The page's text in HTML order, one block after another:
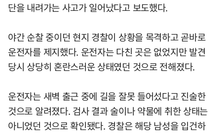
단을 내려가는 사고가 일어났다고 보도했다.
야간 순찰 중이던 현지 경찰이 상황을 목격하고 곧바로
운전자를 제지했다. 운전자는 다친 곳은 없었지만 발견
당시 상당히 혼란스러운 상태였던 것으로 전해졌다.
운전자는 새벽 출근 중에 길을 잘못 들어섰다고 진술한
것으로 알려졌다. 검사 결과 술이나 약물에 취한 상태는
아니었던 것으로 확인됐다. 경찰은 해당 남성을 입건하